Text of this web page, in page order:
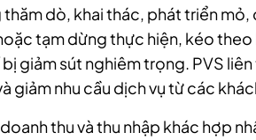
dò, khai thác, phát triển mỏ,
tạm dừng thực hiện, kéo
bị giảm sút nghiêm trọng. PVS
giảm nhu cầu dịch vụ từ các
thu và thu nhập khác hợp